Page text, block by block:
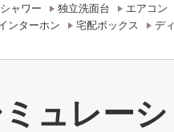
シャワー 独立洗面台
エアコン
ンターホン 宅配ボックス デ
ュレー